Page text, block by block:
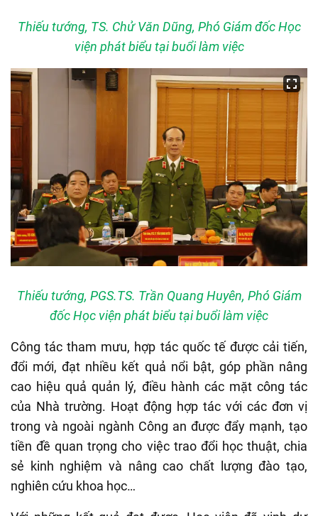
Thiếu tướng, TS. Chử Văn Dũng, Phó Giám đốc Học
viện phát biểu tại buổi làm việc
Thiếu tướng, PGS.TS. Trần Quang Huyên, Phó Giám
đốc Học viện phát biểu tại buổi làm việc
Công tác tham mưu, hợp tác quốc tế được cải tiến,
đổi mới, đạt nhiều kết quả nổi bật, góp phần nâng
cao hiệu quả quản lý, điều hành các mặt công tác
của Nhà trường. Hoạt động hợp tác với các đơn vị
trong và ngoài ngành Công an được đẩy mạnh, tạo
tiền đề quan trọng cho việc trao đổi học thuật, chia
sẻ kinh nghiệm và nâng cao chất lượng đào tạo,
nghiên cứu khoa học…